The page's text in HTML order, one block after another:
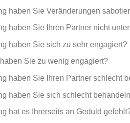
haben Sie Veränderungen
haben Sie Ihren Partner nicht
haben Sie sich zu sehr engagiert?
Sie zu wenig engagiert?
haben Sie Ihren Partner schlecht
haben Sie sich schlecht
hat es Ihrerseits an Geduld